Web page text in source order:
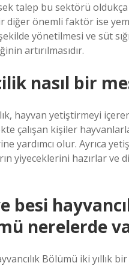
talep bu sektörü oldukça
diğer önemli faktör ise yem
yönetilmesi ve süt
artırılmasıdır.
nasıl bir
hayvan yetiştirmeyi
çalışan kişiler
yardımcı olur. Ayrıca
yiyeceklerini hazırlar ve
besi
nerelerde
Bölümü iki yıllık